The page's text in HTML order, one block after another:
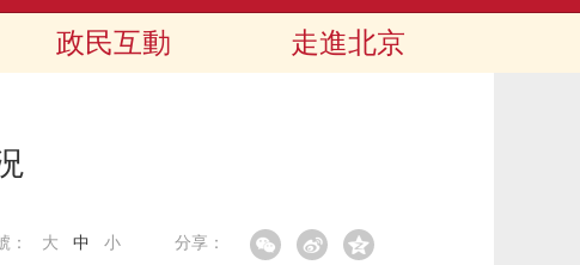
政民互動 走進北京
分享：
： 大 中 小